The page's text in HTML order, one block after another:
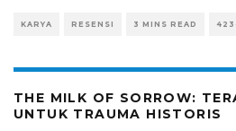
KARYA RESENSI 3 MINS READ
THE MILK OF SORROW:
UNTUK TRAUMA HISTORIS